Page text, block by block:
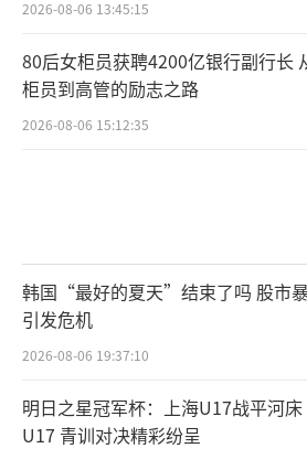
2026-08-06 13:45:15
80后女柜员获聘4200亿银行副行长
柜员到高管的励志之路
2026-08-06 15:12:35
韩国“最好的夏天”结束了吗 股市
引发危机
2026-08-06 19:37:10
明日之星冠军杯：上海U17战平河床
U17 青训对决精彩纷呈